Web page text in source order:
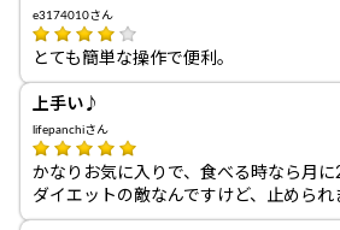
e3174010さん
とても簡単な操作で便利。
上手い♪
lifepanchiさん
かなりお気に入りで、食べる時なら月に
ダイエットの敵なんですけど、止められ